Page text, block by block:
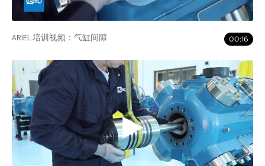
ARIEL 培训视频：气缸间隙 00:16